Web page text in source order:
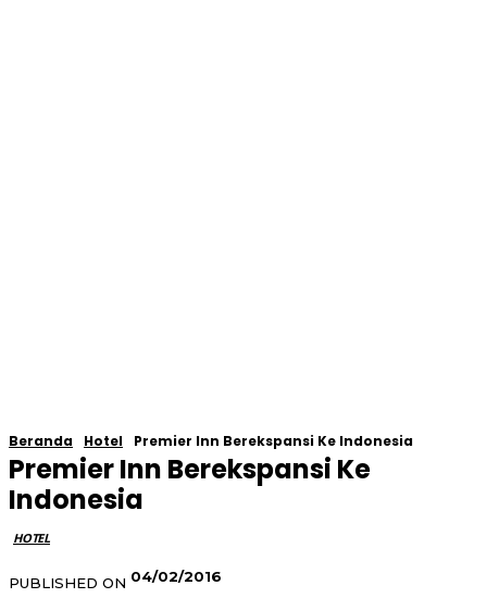
Beranda Hotel Premier Inn Berekspansi Ke Indonesia
Premier Inn Berekspansi Ke
Indonesia
HOTEL
PUBLISHED ON 04/02/2016